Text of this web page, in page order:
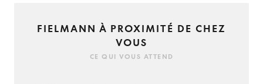
FIELMANN À PROXIMITÉ DE CHEZ
VOUS
CE QUI VOUS ATTEND